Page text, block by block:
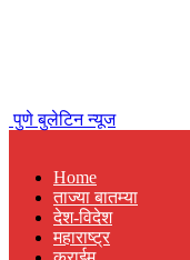
पुणे बुलेटिन न्यूज
Home
ताज्या बातम्या
देश-विदेश
महाराष्ट्र